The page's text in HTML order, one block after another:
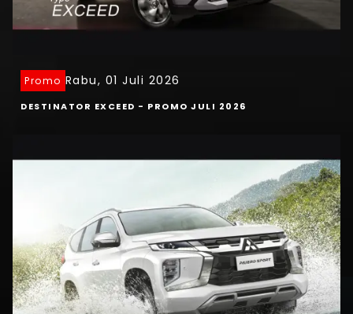
Promo Rabu, 01 Juli 2026
DESTINATOR EXCEED - PROMO JULI 2026